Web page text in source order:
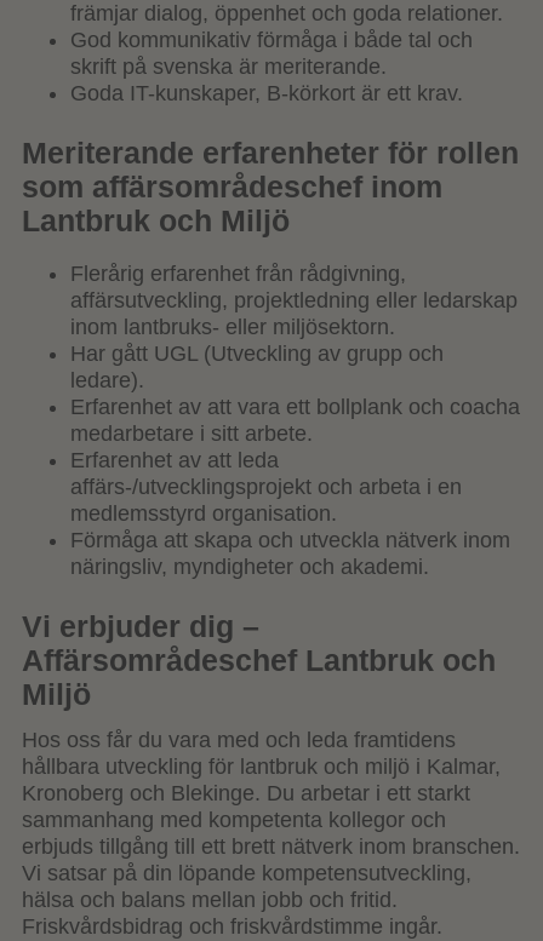
främjar dialog, öppenhet och goda relationer.
God kommunikativ förmåga i både tal och
skrift på svenska är meriterande.
Goda IT-kunskaper, B-körkort är ett krav.
Meriterande erfarenheter för rollen
som affärsområdeschef inom
Lantbruk och Miljö
Flerårig erfarenhet från rådgivning,
affärsutveckling, projektledning eller ledarskap
inom lantbruks- eller miljösektorn.
Har gått UGL (Utveckling av grupp och
ledare).
Erfarenhet av att vara ett bollplank och coacha
medarbetare i sitt arbete.
Erfarenhet av att leda
affärs-/utvecklingsprojekt och arbeta i en
medlemsstyrd organisation.
Förmåga att skapa och utveckla nätverk inom
näringsliv, myndigheter och akademi.
Vi erbjuder dig –
Affärsområdeschef Lantbruk och
Miljö
Hos oss får du vara med och leda framtidens
hållbara utveckling för lantbruk och miljö i Kalmar,
Kronoberg och Blekinge. Du arbetar i ett starkt
sammanhang med kompetenta kollegor och
erbjuds tillgång till ett brett nätverk inom branschen.
Vi satsar på din löpande kompetensutveckling,
hälsa och balans mellan jobb och fritid.
Friskvårdsbidrag och friskvårdstimme ingår.